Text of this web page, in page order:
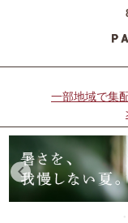
一部地域で集